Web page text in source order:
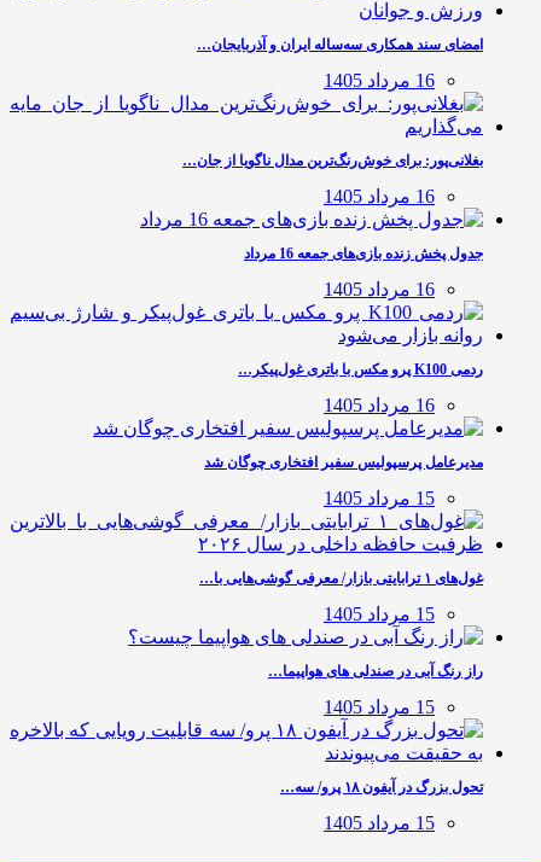
امضای سند همکاری سه‌ساله ایران و آذربایجان…
16 مرداد 1405
بغلانی‌پور: برای خوش‌رنگ‌ترین مدال ناگویا از جان…
16 مرداد 1405
جدول پخش زنده بازی‌های جمعه 16 مرداد
16 مرداد 1405
ردمی K100 پرو مکس با باتری غول‌پیکر…
16 مرداد 1405
مدیرعامل پرسپولیس سفیر افتخاری چوگان شد
15 مرداد 1405
غول‌های ۱ ترابایتی بازار/ معرفی گوشی‌هایی با…
15 مرداد 1405
راز رنگ آبی در صندلی های هواپیما…
15 مرداد 1405
تحول بزرگ در آیفون ۱۸ پرو/ سه…
15 مرداد 1405